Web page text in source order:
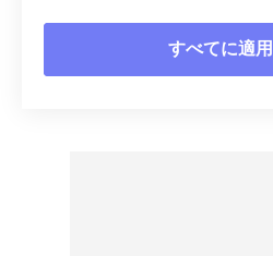
すべてに適用